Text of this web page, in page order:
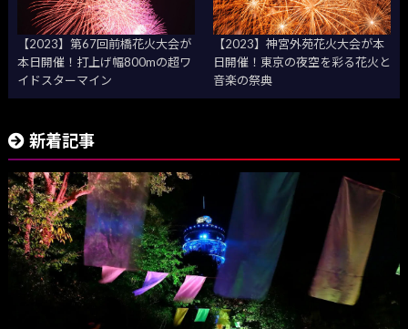
【2023】第67回前橋花火大会が
本日開催！打上げ幅800mの超ワ
イドスターマイン
【2023】神宮外苑花火大会が本
日開催！東京の夜空を彩る花火と
音楽の祭典
新着記事